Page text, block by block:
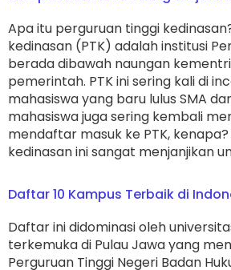
Apa itu perguruan tinggi
kedinasan (PTK) adalah institusi
berada dibawah naungan
pemerintah. PTK ini sering kali di
mahasiswa yang baru lulus SMA
mahasiswa juga sering kembali
mendaftar masuk ke PTK,
kedinasan ini sangat menjanjikan
Daftar 10 Kampus Terbaik di
Daftar ini didominasi oleh
terkemuka di Pulau Jawa yang
Perguruan Tinggi Negeri Badan